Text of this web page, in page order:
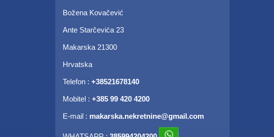
Božena Kovačević
Ante Starčevića 23
Makarska 21300
Hrvatska
Telefon : +38521678140
Mobitel : +385 99 420 4200
E-mail : makarska.nekretnine@gmail.com